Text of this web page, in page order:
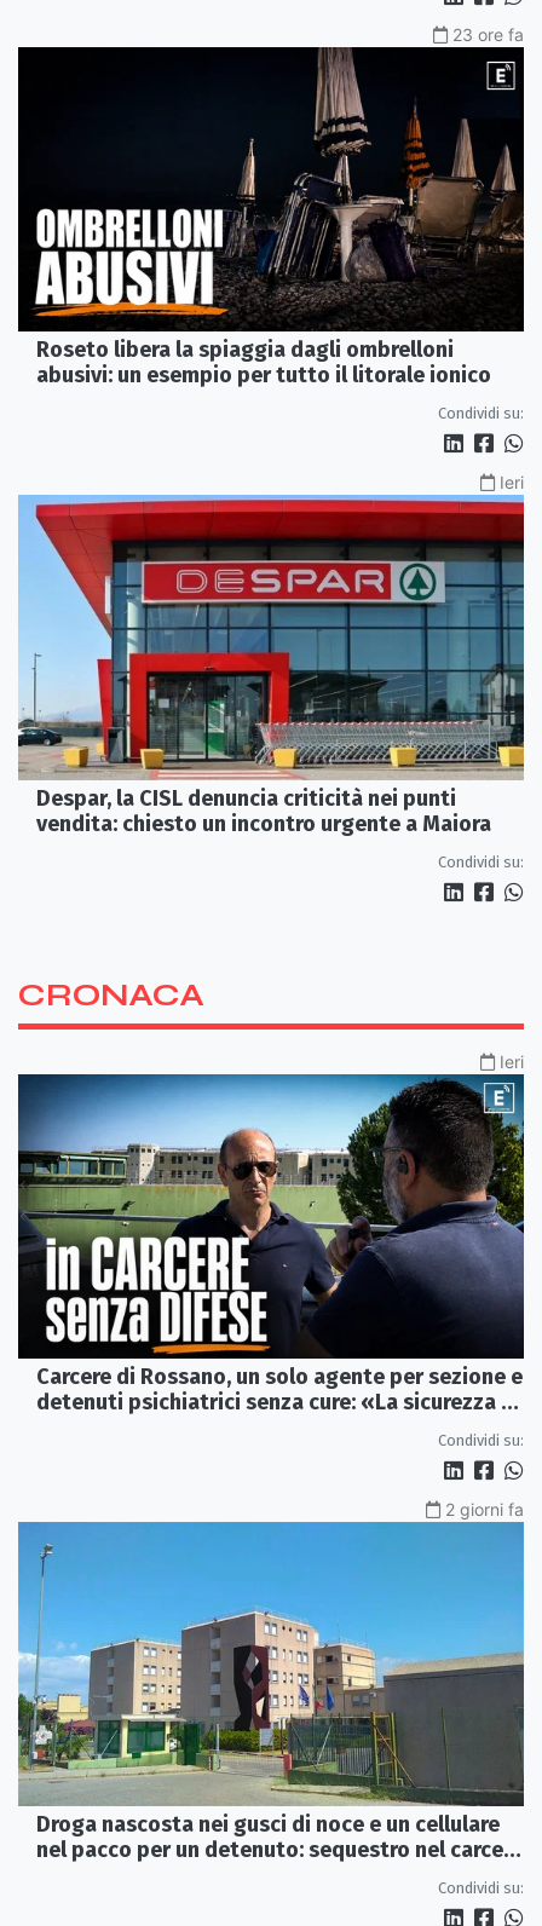
23 ore fa
Roseto libera la spiaggia dagli ombrelloni
abusivi: un esempio per tutto il litorale ionico
Condividi su:
Ieri
Despar, la CISL denuncia criticità nei punti
vendita: chiesto un incontro urgente a Maiora
Condividi su:
CRONACA
Ieri
Carcere di Rossano, un solo agente per sezione e
detenuti psichiatrici senza cure: «La sicurezza è
Condividi su:
2 giorni fa
Droga nascosta nei gusci di noce e un cellulare
nel pacco per un detenuto: sequestro nel carcere
Condividi su: